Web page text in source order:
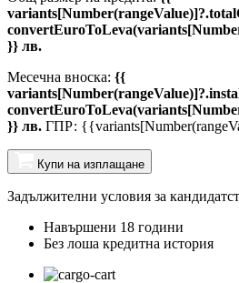
}} лв.
Месечна вноска: {{
}} лв. ГПР:
Купи на изплащане
Задължителни условия за
Навършени 18 години
Без лоша кредитна история